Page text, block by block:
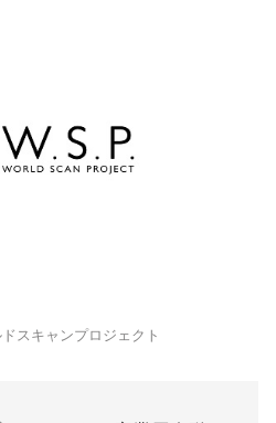
スキャンプロジェクト